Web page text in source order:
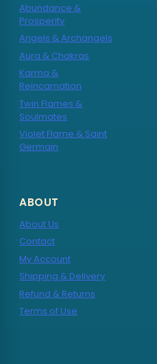
Abundance &
Prosperity
Angels & Archangels
Aura & Chakras
Karma &
Reincarnation
Twin Flames &
Soulmates
Violet Flame & Saint
Germain
ABOUT
About Us
Contact
My Account
Shipping & Delivery
Refund & Returns
Terms of Use